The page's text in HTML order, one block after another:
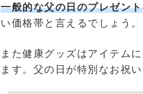
一般的な父の日のプレゼント
い価格帯と言えるでしょう。
また健康グッズはアイテム
ます。父の日が特別なお祝